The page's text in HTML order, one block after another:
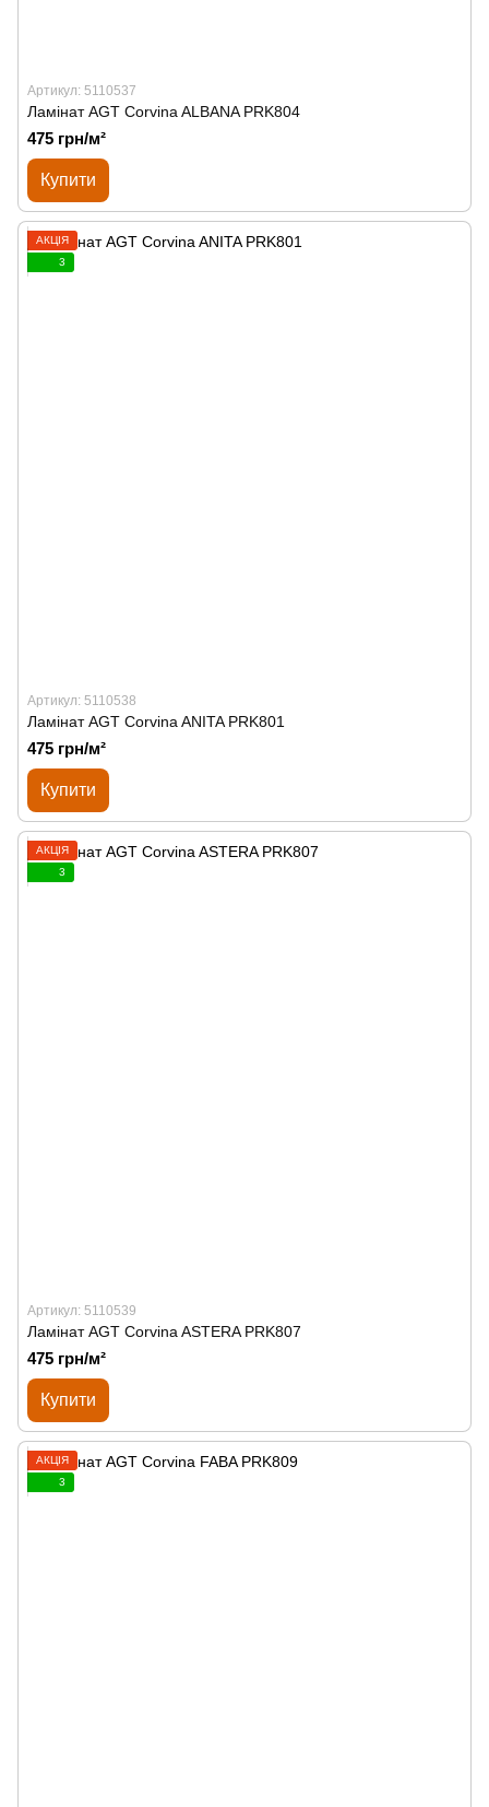
Артикул: 5110537
Ламінат AGT Corvina ALBANA PRK804
475 грн/м²
Купити
АКЦІЯ
3
Артикул: 5110538
Ламінат AGT Corvina ANITA PRK801
475 грн/м²
Купити
АКЦІЯ
3
Артикул: 5110539
Ламінат AGT Corvina ASTERA PRK807
475 грн/м²
Купити
АКЦІЯ
3